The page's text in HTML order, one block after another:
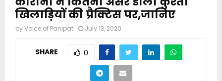
खिलाड़ियों की प्रैक्टिस पर,जानिए
byVoice of Panipat July 13, 2020
SHARE 0